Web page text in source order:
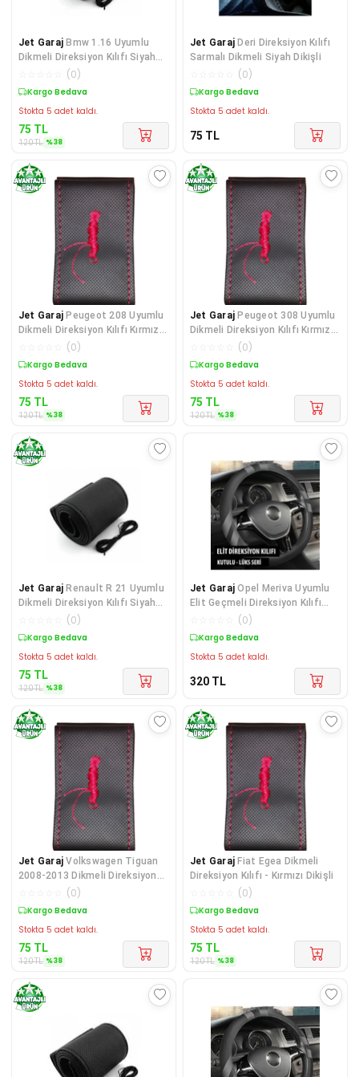
Jet Garaj Bmw 1.16 Uyumlu
Dikmeli Direksiyon Kılıfı Siyah
(0)
Sepette %38 İndirim
Stokta 5 adet kaldı.
75 TL
120TL %38
Jet Garaj Deri Direksiyon Kılıfı
Sarmalı Dikmeli Siyah Dikişli
(0)
Kargo Bedava
Stokta 5 adet kaldı.
75 TL
Jet Garaj Peugeot 208 Uyumlu
Dikmeli Direksiyon Kılıfı Kırmızı
(0)
Sepette %38 İndirim
Stokta 5 adet kaldı.
75 TL
120TL %38
Jet Garaj Peugeot 308 Uyumlu
Dikmeli Direksiyon Kılıfı Kırmızı
(0)
Sepette %38 İndirim
Stokta 5 adet kaldı.
75 TL
120TL %38
Jet Garaj Renault R 21 Uyumlu
Dikmeli Direksiyon Kılıfı Siyah
(0)
Sepette %38 İndirim
Stokta 5 adet kaldı.
75 TL
120TL %38
Jet Garaj Opel Meriva Uyumlu
Elit Geçmeli Direksiyon Kılıfı
(0)
Kargo Bedava
Stokta 5 adet kaldı.
320 TL
Jet Garaj Volkswagen Tiguan
2008-2013 Dikmeli Direksiyon
Kılıfı - Kırmızı D
(0)
Sepette %38 İndirim
Stokta 5 adet kaldı.
75 TL
120TL %38
Jet Garaj Fiat Egea Dikmeli
Direksiyon Kılıfı - Kırmızı Dikişli
(0)
Sepette %38 İndirim
Stokta 5 adet kaldı.
75 TL
120TL %38